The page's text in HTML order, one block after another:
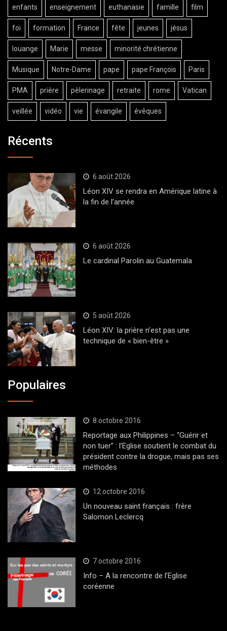
enfants enseignement euthanasie famille film
foi formation France fête jeunes jésus
louange Marie messe minorité chrétienne
Musique Notre-Dame pape pape François Paris
PMA prière pèlerinage retraite rome Vatican
veillée vidéo vie évangile évêques
Récents
6 août 2026
Léon XIV se rendra en Amérique latine à
la fin de l’année
6 août 2026
Le cardinal Parolin au Guatemala
5 août 2026
Léon XIV: la prière n’est pas une
technique de « bien-être »
Populaires
8 octobre 2016
Reportage aux Philippines – “Guérir et
non tuer” : l’Eglise soutient le combat du
président contre la drogue, mais pas ses
méthodes
12 octobre 2016
Un nouveau saint français : frère
Salomon Leclercq
7 octobre 2016
Info – A la rencontre de l’Eglise
coréenne